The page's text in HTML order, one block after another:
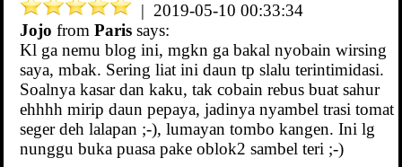
| 2019-05-10 00:33:34
Jojo from Paris says:
Kl ga nemu blog ini, mgkn ga bakal nyobain wirsing
saya, mbak. Sering liat ini daun tp slalu terintimidasi.
Soalnya kasar dan kaku, tak cobain rebus buat sahur
ehhhh mirip daun pepaya, jadinya nyambel trasi tomat
seger deh lalapan ;-), lumayan tombo kangen. Ini lg
nunggu buka puasa pake oblok2 sambel teri ;-)